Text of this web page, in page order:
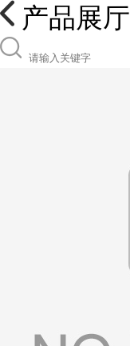
产品展厅